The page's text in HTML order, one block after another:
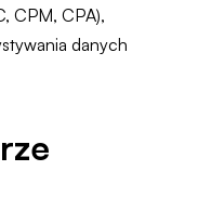
CPM, CPA),
danych